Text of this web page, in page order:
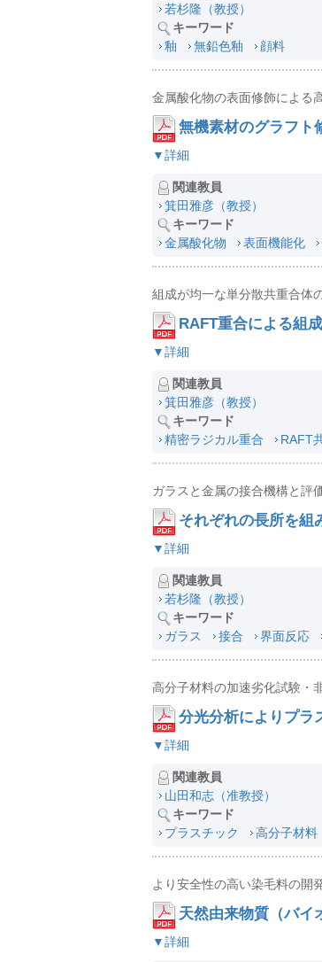
若杉隆（教授）
キーワード
釉
無鉛色釉 顔料
金属酸化物の表面修飾による
無機素材のグラフト
▼詳細
関連教員
箕田雅彦（教授）
キーワード
金属酸化物
表面機能化
組成が均一な単分散共重合体
RAFT重合による組
▼詳細
関連教員
箕田雅彦（教授）
キーワード
精密ラジカル重合
RAFT
ガラスと金属の接合機構と評
それぞれの長所を組
▼詳細
関連教員
若杉隆（教授）
キーワード
ガラス
接合 界面反応
高分子材料の加速劣化試験・
分光分析によりプラ
▼詳細
関連教員
山田和志（准教授）
キーワード
プラスチック
高分子材料
より安全性の高い染毛料の開
天然由来物質（バイ
▼詳細